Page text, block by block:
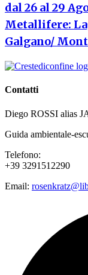
dal 26 al 29
Metallifere:
Galgano/
Contatti
Diego ROSSI alias
Guida ambientale-
Telefono:
+39 3291512290
Email: